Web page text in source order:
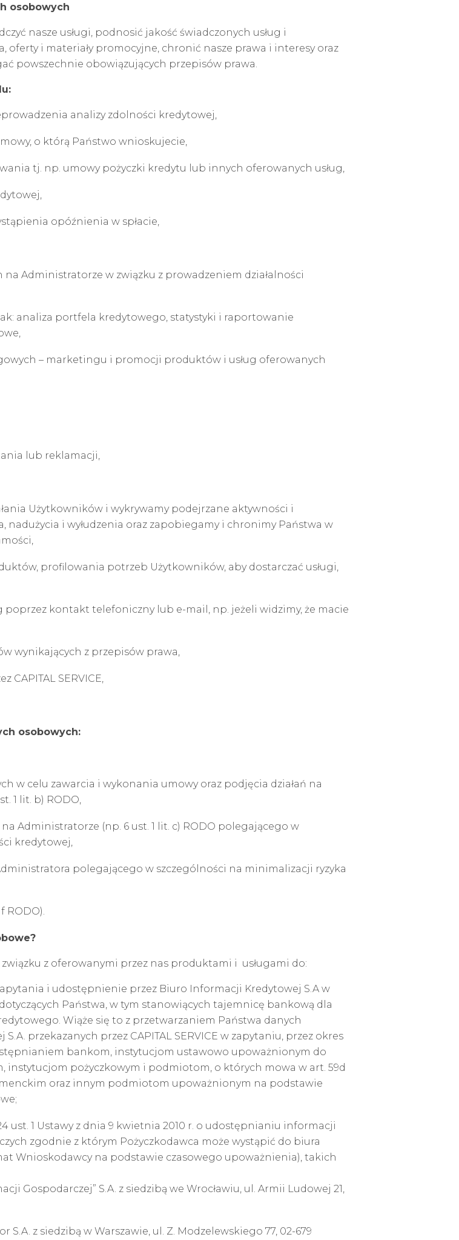
osobowych
nasze usługi, podnosić jakość świadczonych usług i
oferty i materiały promocyjne, chronić nasze prawa i interesy oraz
powszechnie obowiązujących przepisów prawa.
analizy zdolności kredytowej,
o którą Państwo wnioskujecie,
tj. np. umowy pożyczki kredytu lub innych oferowanych usług,
opóźnienia w spłacie,
Administratorze w związku z prowadzeniem działalności
analiza portfela kredytowego, statystyki i raportowanie
– marketingu i promocji produktów i usług oferowanych
lub reklamacji,
Użytkowników i wykrywamy podejrzane aktywności i
nadużycia i wyłudzenia oraz zapobiegamy i chronimy Państwa w
profilowania potrzeb Użytkowników, aby dostarczać usługi,
poprzez kontakt telefoniczny lub e-mail, np. jeżeli widzimy, że macie
wynikających z przepisów prawa,
CAPITAL SERVICE,
osobowych:
w celu zawarcia i wykonania umowy oraz podjęcia działań na
1 lit. b) RODO,
Administratorze (np. 6 ust. 1 lit. c) RODO polegającego w
kredytowej,
polegającego w szczególności na minimalizacji ryzyka
RODO).
z oferowanymi przez nas produktami i usługami do:
i udostępnienie przez Biuro Informacji Kredytowej S.A w
Państwa, w tym stanowiących tajemnicę bankową dla
Wiąże się to z przetwarzaniem Państwa danych
przekazanych przez CAPITAL SERVICE w zapytaniu, przez okres
bankom, instytucjom ustawowo upoważnionym do
instytucjom pożyczkowym i podmiotom, o których mowa w art. 59d
oraz innym podmiotom upoważnionym na podstawie
ust. 1 Ustawy z dnia 9 kwietnia 2010 r. o udostępnianiu informacji
zgodnie z którym Pożyczkodawca może wystąpić do biura
Wnioskodawcy na podstawie czasowego upoważnienia), takich
Gospodarczej” S.A. z siedzibą we Wrocławiu, ul. Armii Ludowej 21,
z siedzibą w Warszawie, ul. Z. Modzelewskiego 77, 02-679